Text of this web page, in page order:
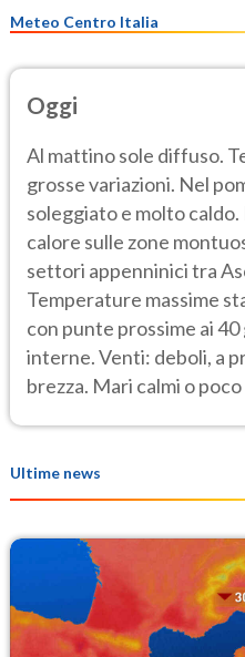
Meteo Centro Italia
Oggi
Al mattino sole diffuso.
grosse variazioni. Nel
soleggiato e molto
calore sulle zone
settori appenninici tra
Temperature massime
con punte prossime ai
interne. Venti: deboli, a
brezza. Mari calmi o poco
Ultime news